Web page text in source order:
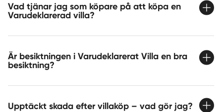
Vad tjänar jag som köpare på att köpa en
Varudeklarerad villa?
Är besiktningen i Varudeklarerat Villa en bra
besiktning?
Upptäckt skada efter villaköp – vad gör jag?